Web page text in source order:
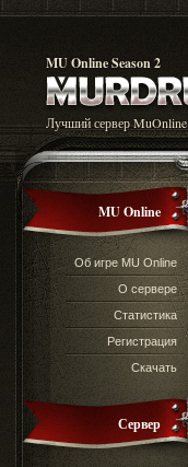
MU Online Season 2
Лучший сервер MuOnline
MU Online
Об игре MU Online
О сервере
Статистика
Регистрация
Скачать
Сервер